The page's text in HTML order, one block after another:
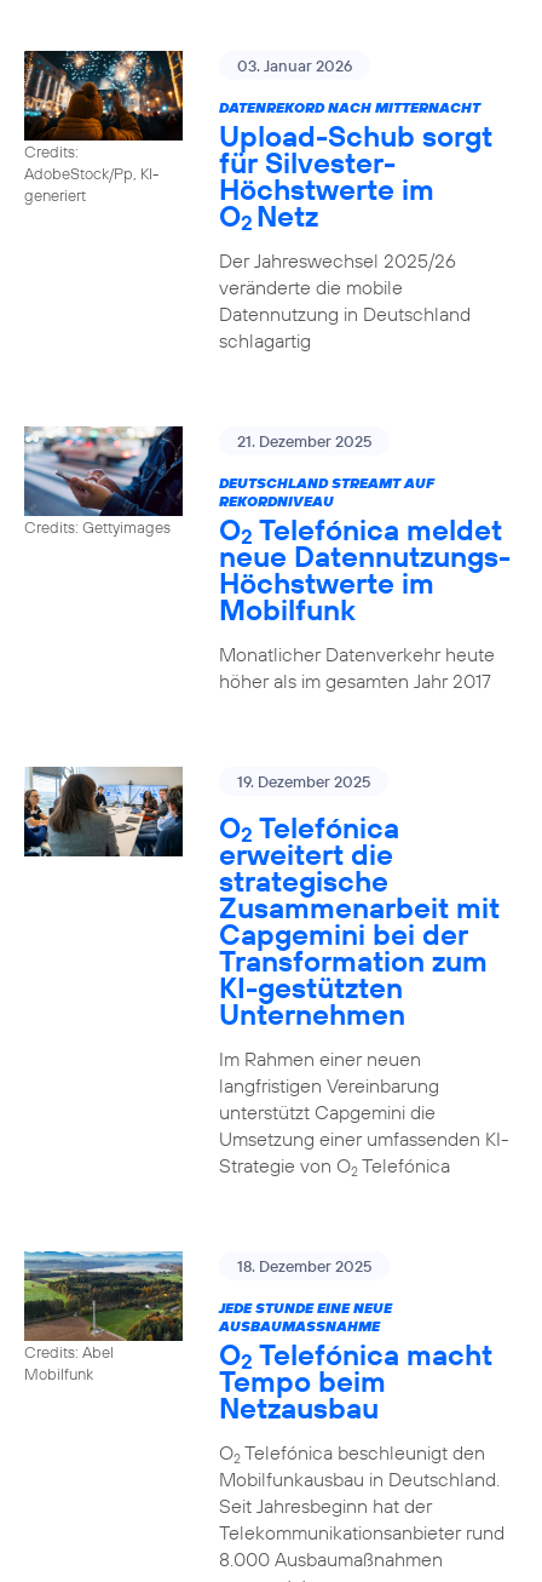
Credits:
AdobeStock/Pp, KI-
generiert
03. Januar 2026
DATENREKORD NACH MITTERNACHT
Upload-Schub sorgt
für Silvester-
Höchstwerte im
O2 Netz
Der Jahreswechsel 2025/26
veränderte die mobile
Datennutzung in Deutschland
schlagartig
Credits: Gettyimages
21. Dezember 2025
DEUTSCHLAND STREAMT AUF
REKORDNIVEAU
O2 Telefónica meldet
neue Datennutzungs-
Höchstwerte im
Mobilfunk
Monatlicher Datenverkehr heute
höher als im gesamten Jahr 2017
19. Dezember 2025
O2 Telefónica
erweitert die
strategische
Zusammenarbeit mit
Capgemini bei der
Transformation zum
KI-gestützten
Unternehmen
Im Rahmen einer neuen
langfristigen Vereinbarung
unterstützt Capgemini die
Umsetzung einer umfassenden KI-
Strategie von O2Telefónica
Credits: Abel
Mobilfunk
18. Dezember 2025
JEDE STUNDE EINE NEUE
AUSBAUMASSNAHME
O2 Telefónica macht
Tempo beim
Netzausbau
O2Telefónica beschleunigt den
Mobilfunkausbau in Deutschland.
Seit Jahresbeginn hat der
Telekommunikationsanbieter rund
8.000 Ausbaumaßnahmen